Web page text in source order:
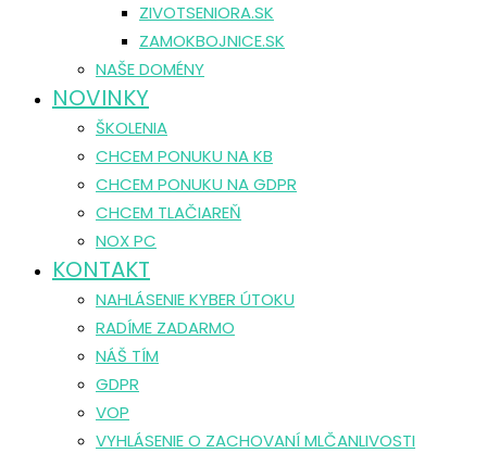
ZIVOTSENIORA.SK
ZAMOKBOJNICE.SK
NAŠE DOMÉNY
NOVINKY
ŠKOLENIA
CHCEM PONUKU NA KB
CHCEM PONUKU NA GDPR
CHCEM TLAČIAREŇ
NOX PC
KONTAKT
NAHLÁSENIE KYBER ÚTOKU
RADÍME ZADARMO
NÁŠ TÍM
GDPR
VOP
VYHLÁSENIE O ZACHOVANÍ MLČANLIVOSTI